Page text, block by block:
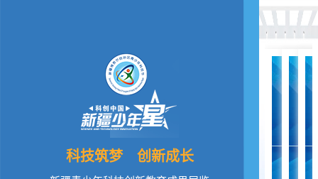
科技筑梦 创新成长